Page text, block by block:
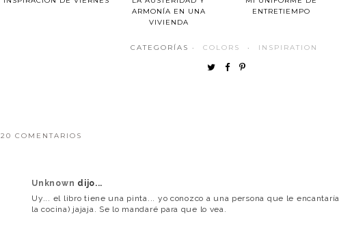
ARMONÍA EN UNA
VIVIENDA
ENTRETIEMPO
CATEGORÍAS · COLORS · INSPIRATION
20 COMENTARIOS
Unknown dijo...
Uy... el libro tiene una pinta... yo conozco a una persona que le
la cocina) jajaja. Se lo mandaré para que lo vea.